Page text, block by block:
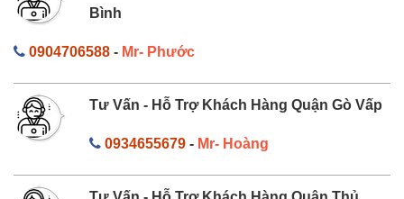
Bình
0904706588 - Mr- Phước
Tư Vấn - Hỗ Trợ Khách Hàng Quận Gò Vấp
0934655679- Mr- Hoàng